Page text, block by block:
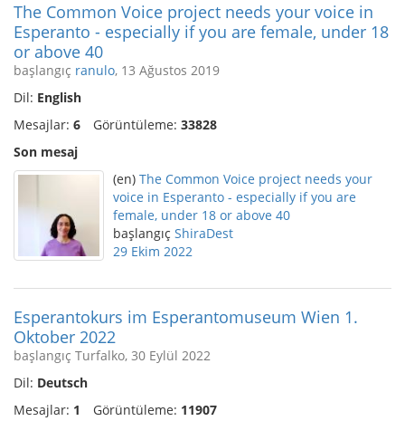
The Common Voice project needs your voice in
Esperanto - especially if you are female, under 18
or above 40
başlangıç ranulo, 13 Ağustos 2019
Dil: English
Mesajlar: 6 Görüntüleme: 33828
Son mesaj
(en) The Common Voice project needs your
voice in Esperanto - especially if you are
female, under 18 or above 40
başlangıç ShiraDest
29 Ekim 2022
Esperantokurs im Esperantomuseum Wien 1.
Oktober 2022
başlangıç Turfalko, 30 Eylül 2022
Dil: Deutsch
Mesajlar: 1 Görüntüleme: 11907